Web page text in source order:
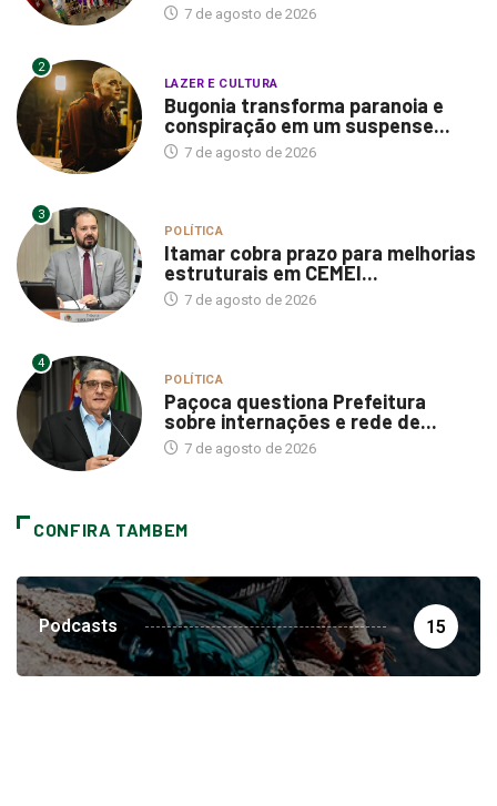
7 de agosto de 2026
2
LAZER E CULTURA
Bugonia transforma paranoia e
conspiração em um suspense...
7 de agosto de 2026
3
POLÍTICA
Itamar cobra prazo para melhorias
estruturais em CEMEI...
7 de agosto de 2026
4
POLÍTICA
Paçoca questiona Prefeitura
sobre internações e rede de...
7 de agosto de 2026
CONFIRA TAMBEM
Podcasts 15